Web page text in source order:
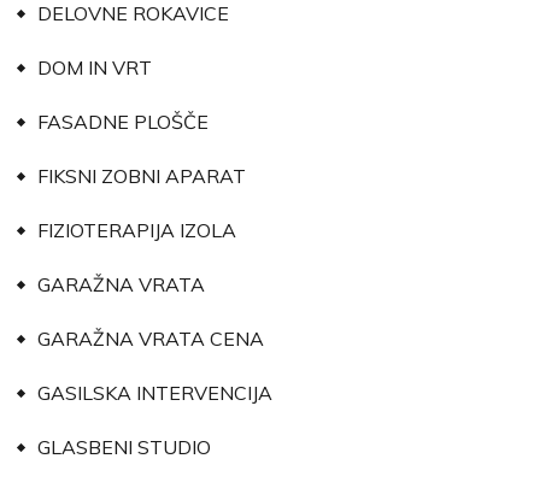
DELOVNE ROKAVICE
DOM IN VRT
FASADNE PLOŠČE
FIKSNI ZOBNI APARAT
FIZIOTERAPIJA IZOLA
GARAŽNA VRATA
GARAŽNA VRATA CENA
GASILSKA INTERVENCIJA
GLASBENI STUDIO